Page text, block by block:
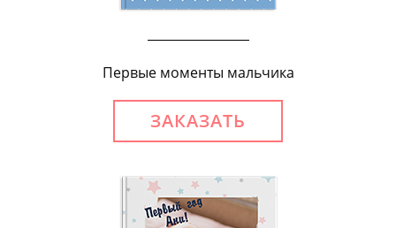
Первые моменты мальчика
ЗАКАЗАТЬ